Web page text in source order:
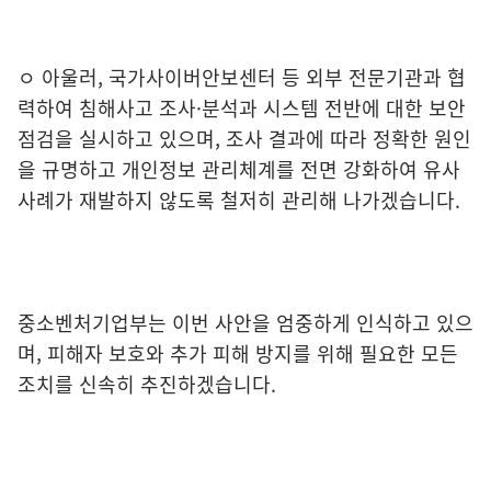
ㅇ 아울러, 국가사이버안보센터 등 외부 전문기관과 협
력하여 침해사고 조사·분석과 시스템 전반에 대한 보안
점검을 실시하고 있으며, 조사 결과에 따라 정확한 원인
을 규명하고 개인정보 관리체계를 전면 강화하여 유사
사례가 재발하지 않도록 철저히 관리해 나가겠습니다.
중소벤처기업부는 이번 사안을 엄중하게 인식하고 있으
며, 피해자 보호와 추가 피해 방지를 위해 필요한 모든
조치를 신속히 추진하겠습니다.